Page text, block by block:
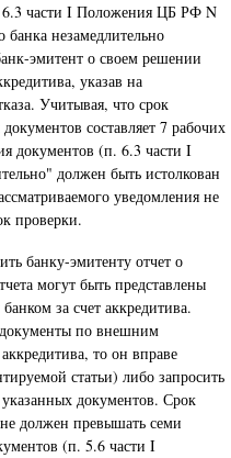
6.3 части I Положения ЦБ РФ N
незамедлительно
эмитент о своем решении
указав на
Учитывая, что срок
составляет 7 рабочих
документов (п. 6.3 части I
должен быть истолкован
уведомления не
проверки.
банку-эмитенту отчет о
могут быть представлены
за счет аккредитива.
по внешним
то он вправе
статьи) либо запросить
документов. Срок
должен превышать семи
(п. 5.6 части I